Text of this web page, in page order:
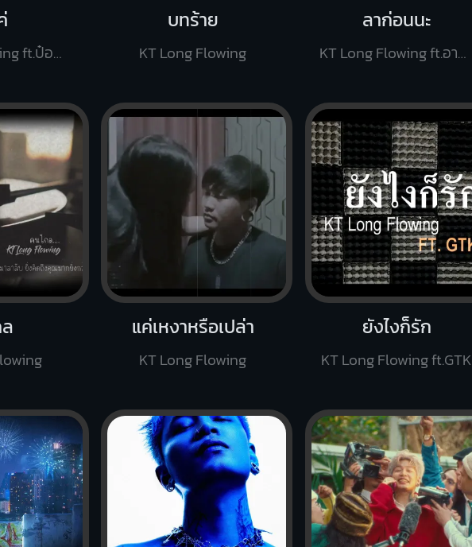
KT Long Flowing ft.ป๋อมแป๋ม
บทร้าย
KT Long Flowing
ลาก่อนนะ
KT Long Flowing ft.อาลาแต
แค่เหงาหรือเปล่า
KT Long Flowing
ยังไงก็รัก
KT Long Flowing ft.GTK